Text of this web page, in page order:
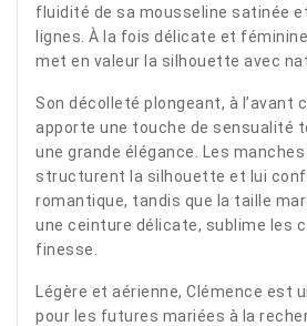
fluidité de sa mousseline satinée
lignes. À la fois délicate et
met en valeur la silhouette avec
Son décolleté plongeant, à l’avant
apporte une touche de sensualité
une grande élégance. Les
structurent la silhouette et lui
romantique, tandis que la taille
une ceinture délicate, sublime les
finesse.
Légère et aérienne, Clémence est
pour les futures mariées à la